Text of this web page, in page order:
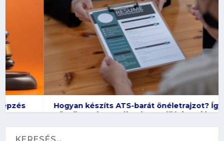
Hogyan készíts ATS-barát önéletrajzot? Így
növelheted az esélyedet az állásinterjúra